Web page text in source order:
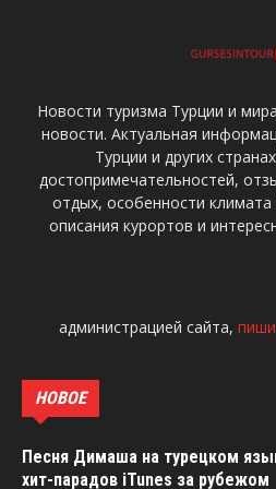
Новости туризма Турции и
новости. Актуальная
Турции и других
достопримечательностей,
отдых, особенности
описания курортов и
администрацией сайта,
НОВОЕ
Песня Димаша на турецком
хит-парадов iTunes за рубежом